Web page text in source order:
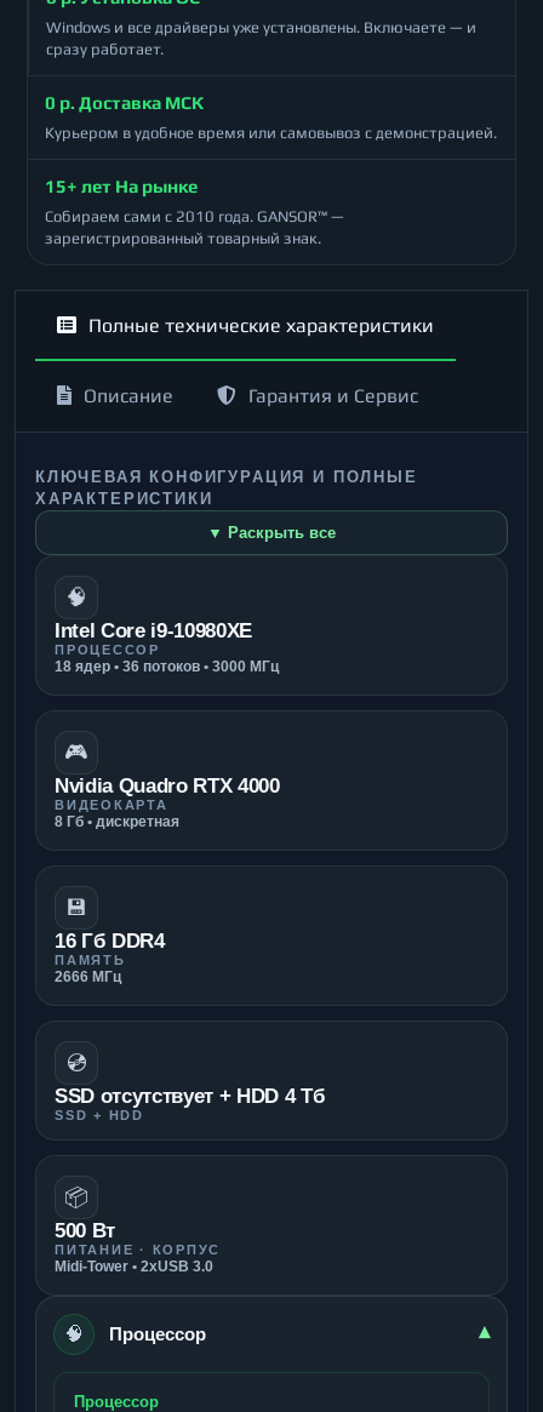
Windows и все драйверы уже установлены. Включаете — и
сразу работает.
0 р. Доставка МСК
Курьером в удобное время или самовывоз с демонстрацией.
15+ лет На рынке
Собираем сами с 2010 года. GANSOR™ —
зарегистрированный товарный знак.
Полные технические характеристики
Описание Гарантия и Сервис
КЛЮЧЕВАЯ КОНФИГУРАЦИЯ И ПОЛНЫЕ
ХАРАКТЕРИСТИКИ
▼ Раскрыть все
🧠
Intel Core i9-10980XE
ПРОЦЕССОР
18 ядер • 36 потоков • 3000 МГц
🎮
Nvidia Quadro RTX 4000
ВИДЕОКАРТА
8 Гб • дискретная
💾
16 Гб DDR4
ПАМЯТЬ
2666 МГц
💿
SSD отсутствует + HDD 4 Тб
SSD + HDD
📦
500 Вт
ПИТАНИЕ · КОРПУС
Midi-Tower • 2xUSB 3.0
🧠 Процессор ▾
Процессор